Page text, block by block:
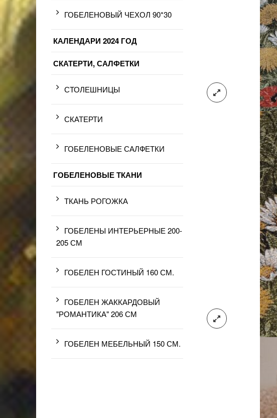
ГОБЕЛЕНОВЫЙ ЧЕХОЛ 90*30
КАЛЕНДАРИ 2024 ГОД
СКАТЕРТИ, САЛФЕТКИ
СТОЛЕШНИЦЫ
СКАТЕРТИ
ГОБЕЛЕНОВЫЕ САЛФЕТКИ
ГОБЕЛЕНОВЫЕ ТКАНИ
ТКАНЬ РОГОЖКА
ГОБЕЛЕНЫ ИНТЕРЬЕРНЫЕ 200-
205 СМ
ГОБЕЛЕН ГОСТИНЫЙ 160 СМ.
ГОБЕЛЕН ЖАККАРДОВЫЙ
"РОМАНТИКА" 206 СМ
ГОБЕЛЕН МЕБЕЛЬНЫЙ 150 СМ.